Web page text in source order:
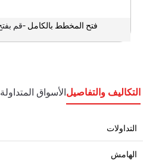
فتح المخطط بالكامل -
التكاليف والتفاصيلالأسواق المتداولة